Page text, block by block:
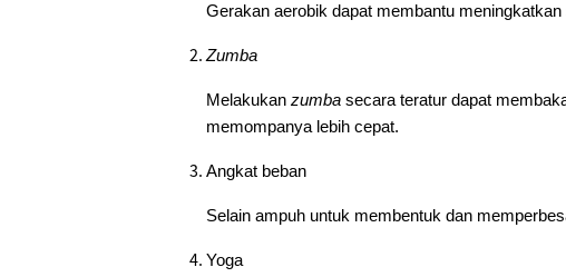
Gerakan aerobik dapat membantu
Zumba
Melakukan zumba secara teratur dapat
memompanya lebih cepat.
Angkat beban
Selain ampuh untuk membentuk dan
Yoga